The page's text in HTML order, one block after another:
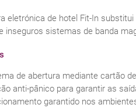
eletrónica de hotel Fit-In
inseguros sistemas de banda
de abertura mediante cartão
anti-pânico para garantir as
garantido nos